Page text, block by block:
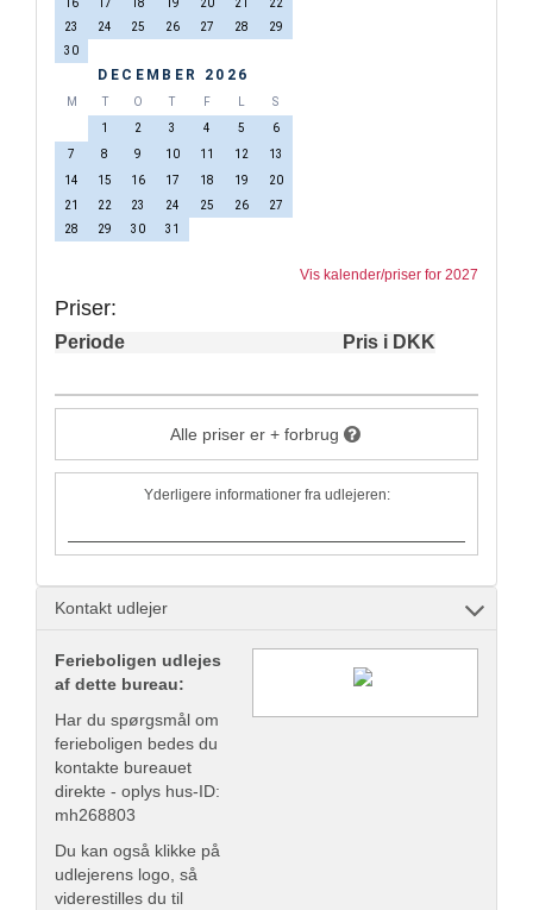
16 17 18 19 20 21
22
23
24 25 26 27 28
29
30
DECEMBER 2026
M T O T F L
S
1
2 3 4 5
6
7
8 9 10 11 12
13
14
15 16 17 18 19
20
21
22 23 24 25 26
27
28
29 30 31
Vis kalender/priser for 2027
Priser:
Periode Pris i DKK
Alle priser er + forbrug
Yderligere informationer fra udlejeren:
Kontakt udlejer
Ferieboligen udlejes
af dette bureau:
Har du spørgsmål om
ferieboligen bedes du
kontakte bureauet
direkte - oplys hus-ID:
mh268803
Du kan også klikke på
udlejerens logo, så
viderestilles du til